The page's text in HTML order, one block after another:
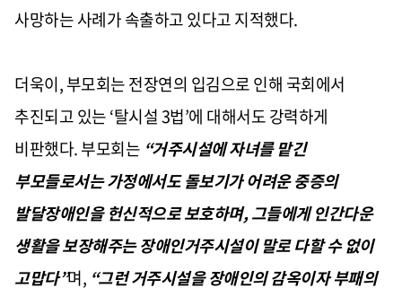
사망하는 사례가 속출하고 있다고 지적했다.
더욱이,부모회는 전장연의 입김으로 인해 국회에서
추진되고 있는‘탈시설3법’에 대해서도 강력하게
비판했다.부모회는 “거주시설에 자녀를 맡긴
부모들로서는 가정에서도 돌보기가 어려운 중증의
발달장애인을 헌신적으로 보호하며,그들에게 인간다운
생활을 보장해주는 장애인거주시설이 말로 다할 수 없이
고맙다”며, “그런 거주시설을 장애인의 감옥이자 부패의